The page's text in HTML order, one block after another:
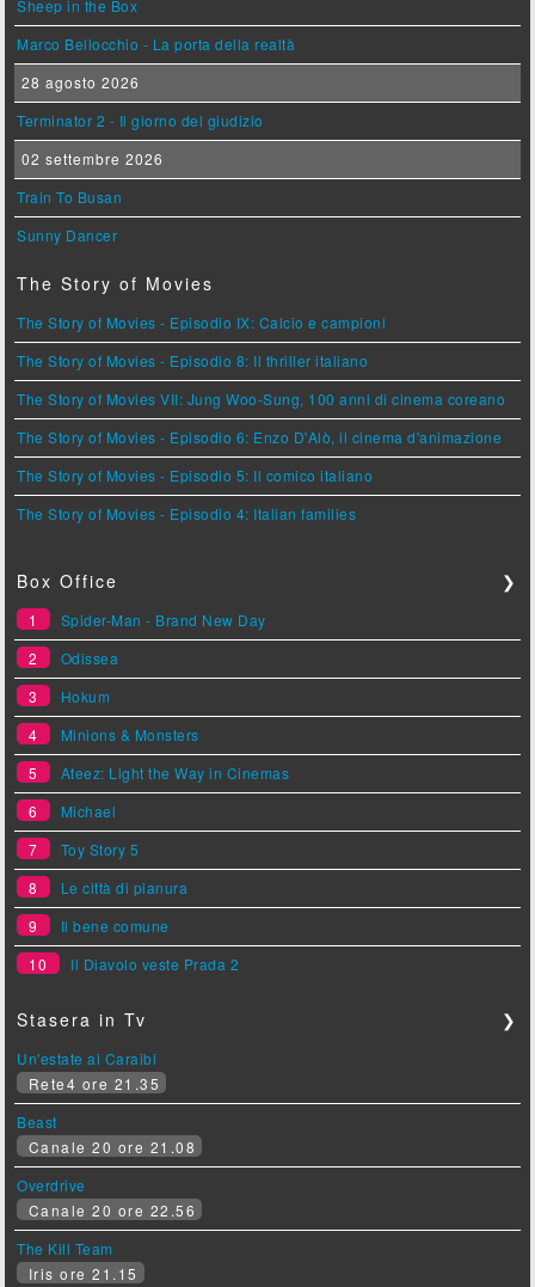
Sheep in the Box
Marco Bellocchio - La porta della realtà
28 agosto 2026
Terminator 2 - Il giorno del giudizio
02 settembre 2026
Train To Busan
Sunny Dancer
The Story of Movies
The Story of Movies - Episodio IX: Calcio e campioni
The Story of Movies - Episodio 8: Il thriller italiano
The Story of Movies VII: Jung Woo-Sung, 100 anni di cinema coreano
The Story of Movies - Episodio 6: Enzo D'Alò, il cinema d'animazione
The Story of Movies - Episodio 5: Il comico italiano
The Story of Movies - Episodio 4: Italian families
Box Office ❯
1
Spider-Man - Brand New Day
2
Odissea
3
Hokum
4
Minions & Monsters
5
Ateez: Light the Way in Cinemas
6
Michael
7
Toy Story 5
8
Le città di pianura
9
Il bene comune
10
Il Diavolo veste Prada 2
Stasera in Tv ❯
Un'estate ai Caraibi
Rete4 ore 21.35
Beast
Canale 20 ore 21.08
Overdrive
Canale 20 ore 22.56
The Kill Team
Iris ore 21.15